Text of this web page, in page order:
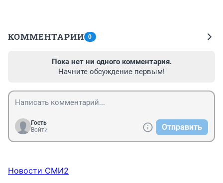
КОММЕНТАРИИ 0
Пока нет ни одного комментария.
Начните обсуждение первым!
Гость
Войти
Отправить
Новости СМИ2